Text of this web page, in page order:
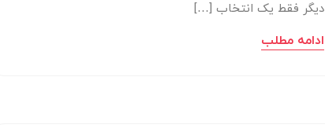
دیگر فقط یک انتخاب […]
ادامه مطلب